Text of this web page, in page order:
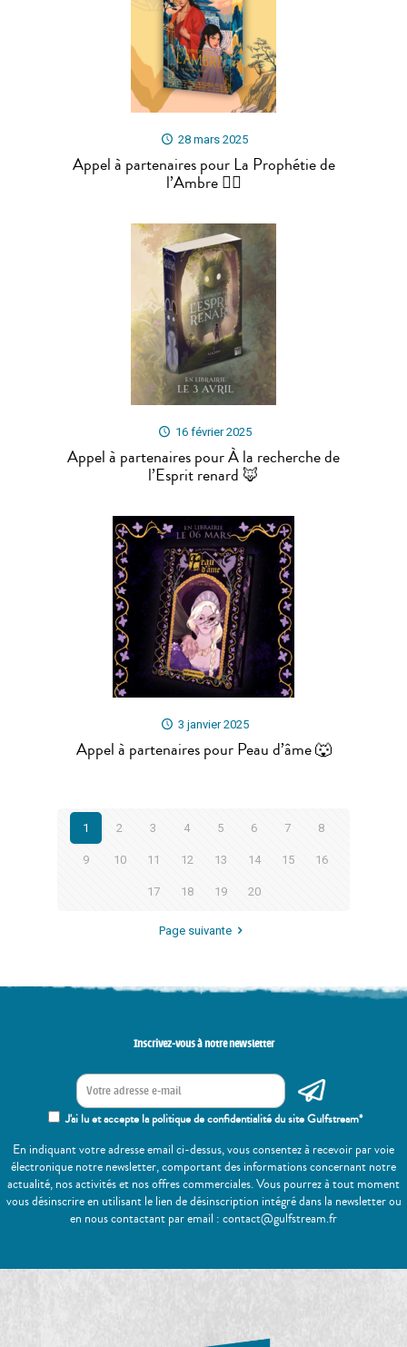
28 mars 2025
Appel à partenaires pour La Prophétie de
l’Ambre 🐦‍🔥
16 février 2025
Appel à partenaires pour À la recherche de
l’Esprit renard 🦊
3 janvier 2025
Appel à partenaires pour Peau d’âme 🐺
1 2 3 4 5 6 7 8
9 10 11 12 13 14 15 16
17 18 19 20
Page suivante
Inscrivez-vous à notre newsletter
J'ai lu et accepte la politique de confidentialité du site Gulfstream*
En indiquant votre adresse email ci-dessus, vous consentez à recevoir par voie
électronique notre newsletter, comportant des informations concernant notre
actualité, nos activités et nos offres commerciales. Vous pourrez à tout moment
vous désinscrire en utilisant le lien de désinscription intégré dans la newsletter ou
en nous contactant par email : contact@gulfstream.fr